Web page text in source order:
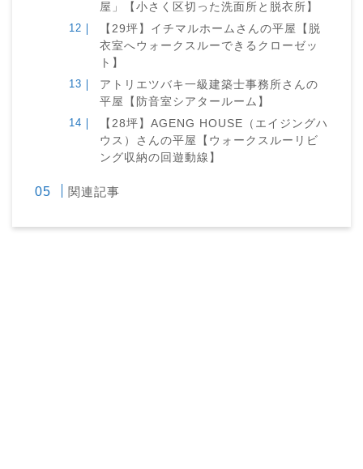
屋」【小さく区切った洗面所と脱衣所】
【29坪】イチマルホームさんの平屋【脱
衣室へウォークスルーできるクローゼッ
ト】
アトリエツバキ一級建築士事務所さんの
平屋【防音室シアタールーム】
【28坪】AGENG HOUSE（エイジングハ
ウス）さんの平屋【ウォークスルーリビ
ング収納の回遊動線】
関連記事